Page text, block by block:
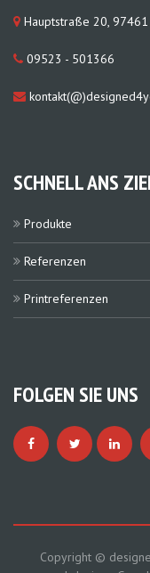
Hauptstraße 20,
09523 - 501366
SCHNELL ANS
Produkte
Referenzen
Printreferenzen
FOLGEN SIE UNS
Copyright ©